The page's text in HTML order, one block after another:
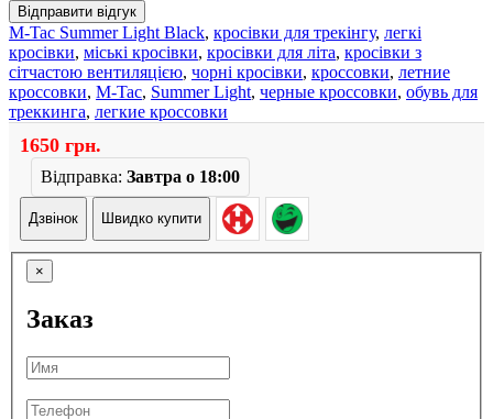
Відправити відгук
M-Tac Summer Light Black, кросівки для трекінгу, легкі
кросівки, міські кросівки, кросівки для літа, кросівки з
сітчастою вентиляцією, чорні кросівки, кроссовки, летние
кроссовки, M-Tac, Summer Light, черные кроссовки, обувь для
треккинга, легкие кроссовки
1650 грн.
Відправка: Завтра о 18:00
Дзвінок Швидко купити
×
Заказ